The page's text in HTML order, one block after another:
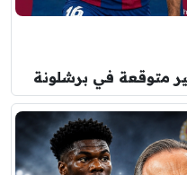
متوقعة في برشلونة